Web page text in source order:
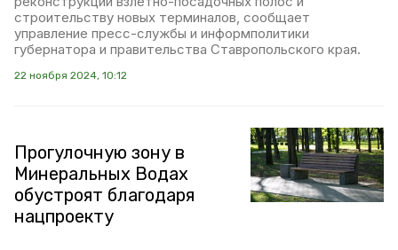
строительству новых терминалов, сообщает
управление пресс-службы и информполитики
губернатора и правительства Ставропольского края.
22 ноября 2024, 10:12
Прогулочную зону в
Минеральных Водах
обустроят благодаря
нацпроекту